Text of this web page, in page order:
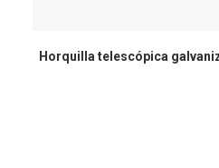
Horquilla telescópica